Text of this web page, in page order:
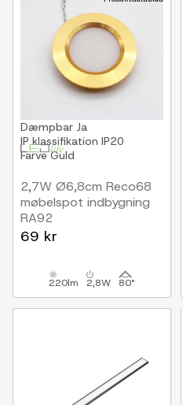
Dæmpbar Ja
IP klassifikation IP20
FarveGuld
2,7W Ø6,8cm Reco68
møbelspot indbygning
RA92
12V DC, Hul: Ø5,5 cm,
69 kr
220lm 2,8W 80°